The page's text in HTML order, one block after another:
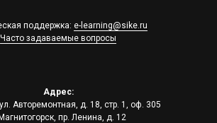
Адрес:
Авторемонтная, д. 18, стр. 1, оф. 305
пр. Ленина, д. 12
поддержка: e-learning@sike.ru
Часто задаваемые вопросы